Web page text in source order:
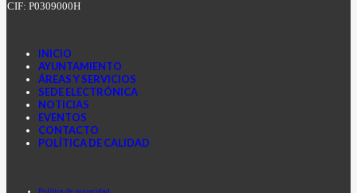
CIF: P0309000H
INICIO
AYUNTAMIENTO
ÁREAS Y SERVICIOS
SEDE ELECTRÓNICA
NOTICIAS
EVENTOS
CONTACTO
POLÍTICA DE CALIDAD
Política de privacidad